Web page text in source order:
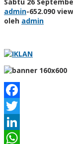
admin-652.090
oleh admin
Facebook
Twitter
LinkedIn